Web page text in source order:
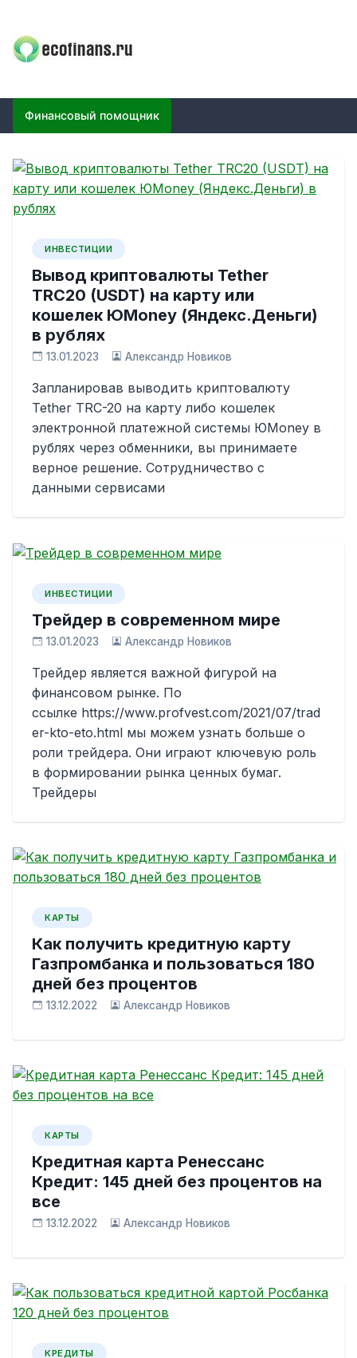
content
ECOFINANS
Финансовый помощник
ИНВЕСТИЦИИ
Вывод криптовалюты Tether
TRC20 (USDT) на карту или
кошелек ЮMoney (Яндекс.Деньги)
в рублях
13.01.2023 Александр Новиков
Запланировав выводить криптовалюту
Tether TRC-20 на карту либо кошелек
электронной платежной системы ЮMoney в
рублях через обменники, вы принимаете
верное решение. Сотрудничество с
данными сервисами
ИНВЕСТИЦИИ
Трейдер в современном мире
13.01.2023 Александр Новиков
Трейдер является важной фигурой на
финансовом рынке. По
ссылке https://www.profvest.com/2021/07/trad
er-kto-eto.html мы можем узнать больше о
роли трейдера. Они играют ключевую роль
в формировании рынка ценных бумаг.
Трейдеры
КАРТЫ
Как получить кредитную карту
Газпромбанка и пользоваться 180
дней без процентов
13.12.2022 Александр Новиков
КАРТЫ
Кредитная карта Ренессанс
Кредит: 145 дней без процентов на
все
13.12.2022 Александр Новиков
КРЕДИТЫ